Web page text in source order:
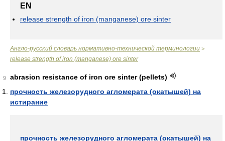
EN
release strength of iron (manganese) ore sinter
Англо-русский словарь нормативно-технической терминологии >
release strength of iron (manganese) ore sinter
9
abrasion resistance of iron ore sinter (pellets)
прочность железорудного агломерата (окатышей) на
истирание
прочность железорудного агломерата (окатышей) на